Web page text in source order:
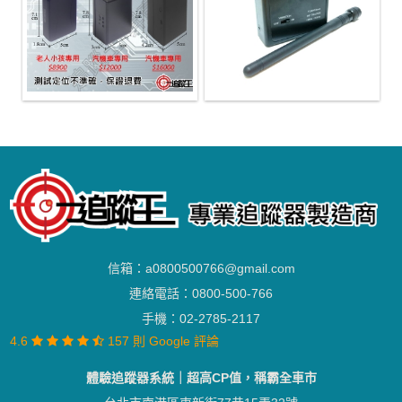
信箱： a0800500766@gmail.com
連絡電話： 0800-500-766
手機： 02-2785-2117
4.6
157 則 Google 評論
體驗追蹤器系統｜超高CP值，稱霸全車市